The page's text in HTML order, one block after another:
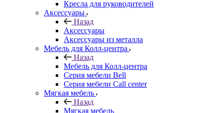
Кресла для руководителей
Аксессуары
Назад
Аксессуары
Аксессуары из металла
Мебель для Колл-центра
Назад
Мебель для Колл-центра
Серия мебели Bell
Серия мебели Call center
Мягкая мебель
Назад
Мягкая мебель